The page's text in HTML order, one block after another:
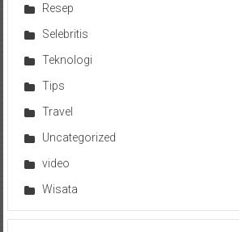
Resep
Selebritis
Teknologi
Tips
Travel
Uncategorized
video
Wisata